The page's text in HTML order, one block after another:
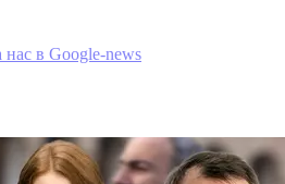
в Google-news